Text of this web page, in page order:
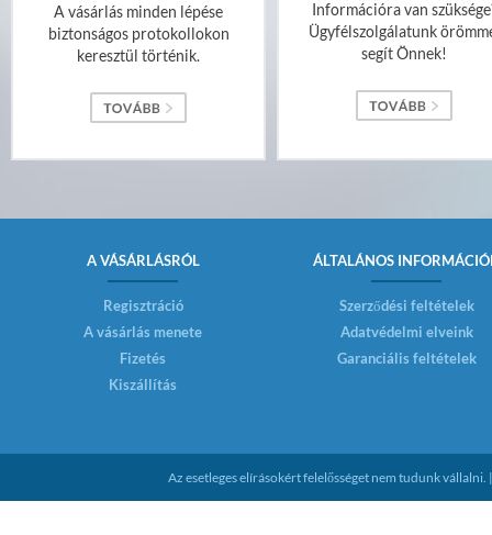
A vásárlás minden lépése
biztonságos protokollokon
keresztül történik.
Információra van
Ügyfélszolgálatunk
segít Önnek!
A VÁSÁRLÁSRÓL
Regisztráció
A vásárlás menete
Fizetés
Kiszállítás
ÁLTALÁNOS
Szerződési feltételek
Adatvédelmi elveink
Garanciális feltételek
Az esetleges elírásokért felelősséget nem tudunk